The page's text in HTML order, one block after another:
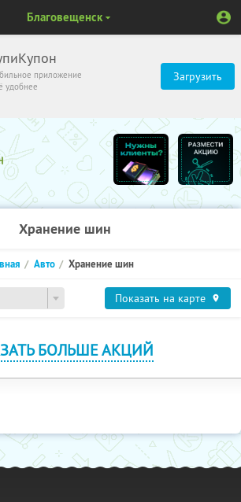
приложение
удобнее
Загрузить
Благовещенск
Хранение шин
Авто Хранение шин
Показать на карте
БОЛЬШЕ АКЦИЙ